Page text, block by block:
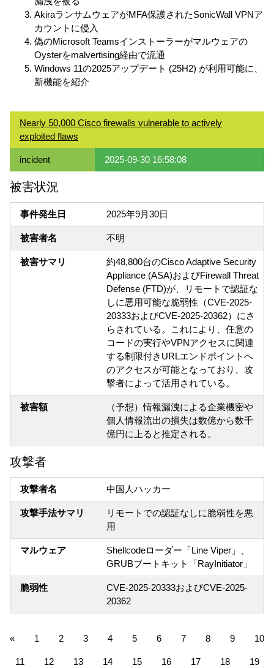
AkiraランサムウェアがMFA保護されたSonicWall VPNア
カウントに侵入
偽のMicrosoft Teamsインストーラーがマルウェアの
Oysterをmalvertising経由で流通
Windows 11の2025アップデート (25H2) が利用可能に、
新機能を紹介
Nearly 50,000 Cisco firewalls vulnerable to actively
exploited flaws
incident 2025-09-30 16:58:08
被害状況
事件発生日 2025年9月30日
被害者名 不明
被害サマリ
約48,800台のCisco Adaptive Security
Appliance (ASA)およびFirewall Threat
Defense (FTD)が、リモートで認証な
しに悪用可能な脆弱性（CVE-2025-
20333およびCVE-2025-20362）にさ
らされている。これにより、任意の
コードの実行やVPNアクセスに関連
する制限付きURLエンドポイントへ
のアクセスが可能となっており、攻
撃者によって活用されている。
被害額
（予想）情報漏洩による企業機密や
個人情報流出の損失は数億から数千
億円に上ると推定される。
攻撃者
攻撃者名 中国人ハッカー
攻撃手法サマリ
リモートでの認証なしに脆弱性を悪
用
マルウェア
Shellcodeローダー「Line Viper」、
GRUBブートキット「RayInitiator」
脆弱性
CVE-2025-20333およびCVE-2025-
20362
« 1 2 3 4 5 6 7 8 9 10
11 12 13 14 15 16 17 18 19